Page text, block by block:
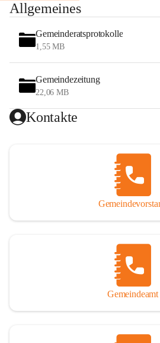
Allgemeines
Gemeinderatsprotokolle
1,55 MB
Gemeindezeitung
22,06 MB
Kontakte
Gemeindeamt